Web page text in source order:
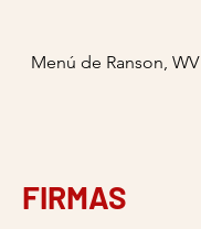
Menú de Ranson, WV
FIRMAS